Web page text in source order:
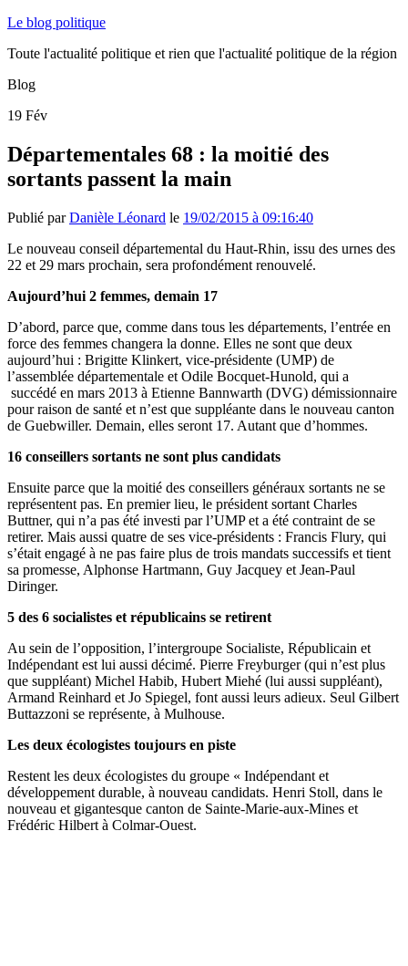
Le blog politique
Toute l'actualité politique et rien que l'actualité politique de la région
Blog
19 Fév
Départementales 68 : la moitié des
sortants passent la main
Publié parDanièle Léonard le 19/02/2015 à 09:16:40
Le nouveau conseil départemental du Haut-Rhin, issu des urnes des
22 et 29 mars prochain, sera profondément renouvelé.
Aujourd’hui 2 femmes, demain 17
D’abord, parce que, comme dans tous les départements, l’entrée en
force des femmes changera la donne. Elles ne sont que deux
aujourd’hui : Brigitte Klinkert, vice-présidente (UMP) de
l’assemblée départementale et Odile Bocquet-Hunold, qui a
succédé en mars 2013 à Etienne Bannwarth (DVG) démissionnaire
pour raison de santé et n’est que suppléante dans le nouveau canton
de Guebwiller. Demain, elles seront 17. Autant que d’hommes.
16 conseillers sortants ne sont plus candidats
Ensuite parce que la moitié des conseillers généraux sortants ne se
représentent pas. En premier lieu, le président sortant Charles
Buttner, qui n’a pas été investi par l’UMP et a été contraint de se
retirer. Mais aussi quatre de ses vice-présidents : Francis Flury, qui
s’était engagé à ne pas faire plus de trois mandats successifs et tient
sa promesse, Alphonse Hartmann, Guy Jacquey et Jean-Paul
Diringer.
5 des 6 socialistes et républicains se retirent
Au sein de l’opposition, l’intergroupe Socialiste, Républicain et
Indépendant est lui aussi décimé. Pierre Freyburger (qui n’est plus
que suppléant) Michel Habib, Hubert Miehé (lui aussi suppléant),
Armand Reinhard et Jo Spiegel, font aussi leurs adieux. Seul Gilbert
Buttazzoni se représente, à Mulhouse.
Les deux écologistes toujours en piste
Restent les deux écologistes du groupe « Indépendant et
développement durable, à nouveau candidats. Henri Stoll, dans le
nouveau et gigantesque canton de Sainte-Marie-aux-Mines et
Frédéric Hilbert à Colmar-Ouest.